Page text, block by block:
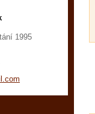
1995
com